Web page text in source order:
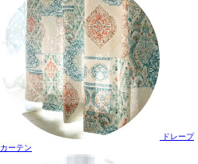
ドレープ
カーテン